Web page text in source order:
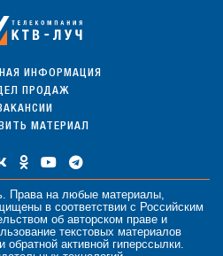
ИНФОРМАЦИЯ
ПРОДАЖ
МАТЕРИАЛ
Права на любые материалы
в соответствии с Российским
об авторском праве и
текстовых материалов
активной гиперссылки.